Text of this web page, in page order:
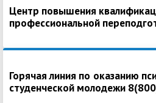
Центр повышения
профессиональной
Горячая линия по оказанию
студенческой молодежи